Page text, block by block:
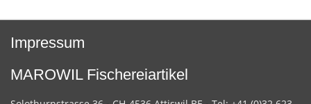
Impressum
MAROWIL Fischereiartikel